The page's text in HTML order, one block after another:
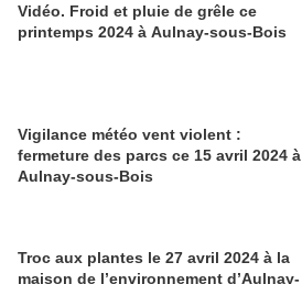
Vidéo. Froid et pluie de grêle ce
printemps 2024 à Aulnay-sous-Bois
Vigilance météo vent violent :
fermeture des parcs ce 15 avril 2024 à
Aulnay-sous-Bois
Troc aux plantes le 27 avril 2024 à la
maison de l’environnement d’Aulnay-